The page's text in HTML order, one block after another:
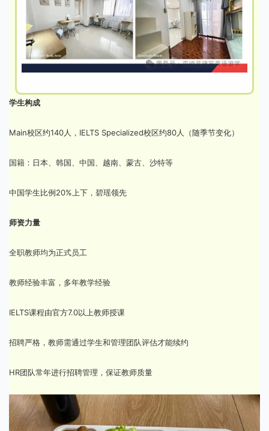
学生构成
Main校区约140人，IELTS Specialized校区约80人（随季节变化）
国籍：日本、韩国、中国、越南、蒙古、沙特等
中国学生比例20%上下，碧瑶领先
师资力量
全职教师均为正式员工
教师经验丰富，多年教学经验
IELTS课程由官方7.0以上教师授课
招聘严格，教师需通过学生和管理团队评估才能续约
HR团队常年进行招聘管理，保证教师质量